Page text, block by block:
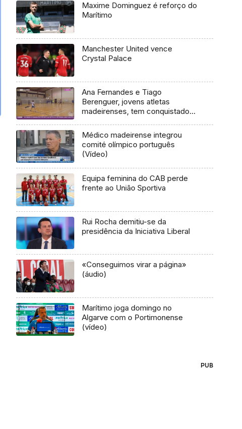
Maxime Dominguez é reforço do
Marítimo
Manchester United vence
Crystal Palace
Ana Fernandes e Tiago
Berenguer, jovens atletas
madeirenses, tem conquistado
Médico madeirense integrou
comité olímpico português
(Vídeo)
Equipa feminina do CAB perde
frente ao União Sportiva
Rui Rocha demitiu-se da
presidência da Iniciativa Liberal
«Conseguimos virar a página»
(áudio)
Marítimo joga domingo no
Algarve com o Portimonense
(vídeo)
PUB